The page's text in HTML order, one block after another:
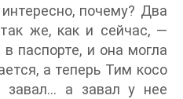
почему? Два
же, как и сейчас, —
паспорте, и она могла
а теперь Тим косо
завал… а завал у нее